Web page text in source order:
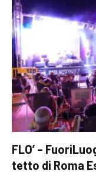
FLO’ –
tetto di Roma